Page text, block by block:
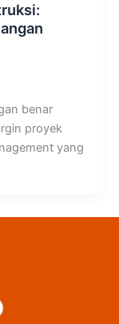
benar
proyek
yang